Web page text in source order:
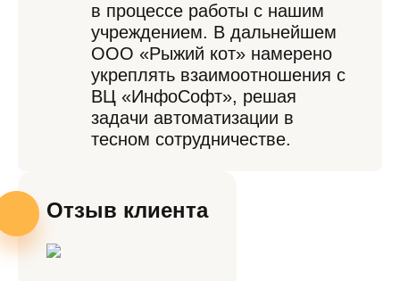
в процессе работы с нашим
учреждением. В дальнейшем
ООО «Рыжий кот» намерено
укреплять взаимоотношения с
ВЦ «ИнфоСофт», решая
задачи автоматизации в
тесном сотрудничестве.
Отзыв клиента